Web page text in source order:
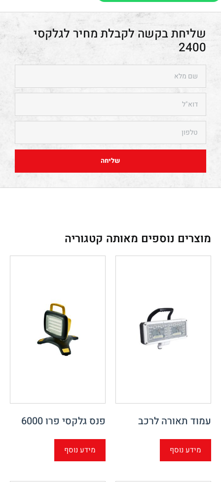
גלקסי
2400
שליחה
מוצרים נוספים מאותה קטגוריה
עמוד תאורה לרכב
מידע נוסף
פנס גלקסי פרו 6000
מידע נוסף